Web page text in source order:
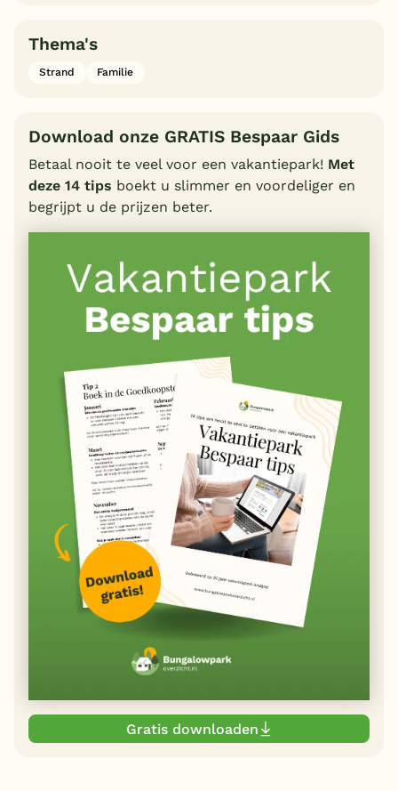
Thema's
Strand Familie
Download onze GRATIS Bespaar Gids
Betaal nooit te veel voor een vakantiepark! Met
deze 14 tips boekt u slimmer en voordeliger en
begrijpt u de prijzen beter.
Gratis downloaden